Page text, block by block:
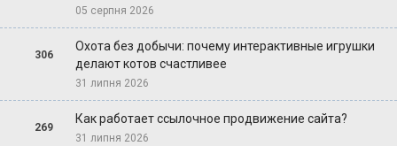
05 серпня 2026
306
Охота без добычи: почему интерактивные игрушки
делают котов счастливее
31 липня 2026
269
Как работает ссылочное продвижение сайта?
31 липня 2026